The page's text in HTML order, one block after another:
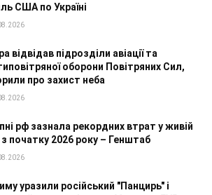
США по Україні
відвідав підрозділи авіації та
оборони Повітряних Сил,
про захист неба
рф зазнала рекордних втрат у живій
з початку 2026 року – Генштаб
уразили російський "Панцирь" і